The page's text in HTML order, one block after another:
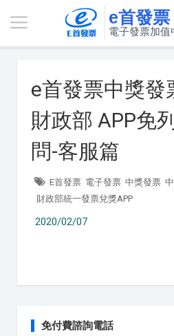
e首發票
電子發票加值
e首發票中獎發
財政部 APP免
問-客服篇
E首發票 電子發票 中獎發票
財政部統一發票兌獎APP
2020/02/07
免付費諮詢電話